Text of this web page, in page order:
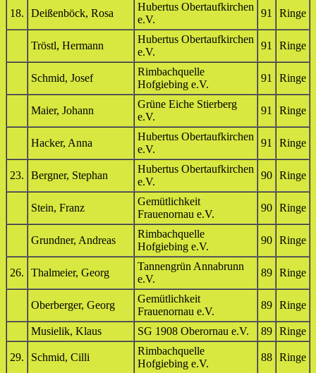
18. Deißenböck, Rosa
Hubertus Obertaufkirchen
e.V.
91 Ringe
Tröstl, Hermann
Hubertus Obertaufkirchen
e.V.
91 Ringe
Schmid, Josef
Rimbachquelle
Hofgiebing e.V.
91 Ringe
Maier, Johann
Grüne Eiche Stierberg
e.V.
91 Ringe
Hacker, Anna
Hubertus Obertaufkirchen
e.V.
91 Ringe
23. Bergner, Stephan
Hubertus Obertaufkirchen
e.V.
90 Ringe
Stein, Franz
Gemütlichkeit
Frauenornau e.V.
90 Ringe
Grundner, Andreas
Rimbachquelle
Hofgiebing e.V.
90 Ringe
26. Thalmeier, Georg
Tannengrün Annabrunn
e.V.
89 Ringe
Oberberger, Georg
Gemütlichkeit
Frauenornau e.V.
89 Ringe
Musielik, Klaus SG 1908 Oberornau e.V. 89 Ringe
29. Schmid, Cilli
Rimbachquelle
Hofgiebing e.V.
88 Ringe